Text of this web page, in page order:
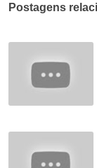
Postagens